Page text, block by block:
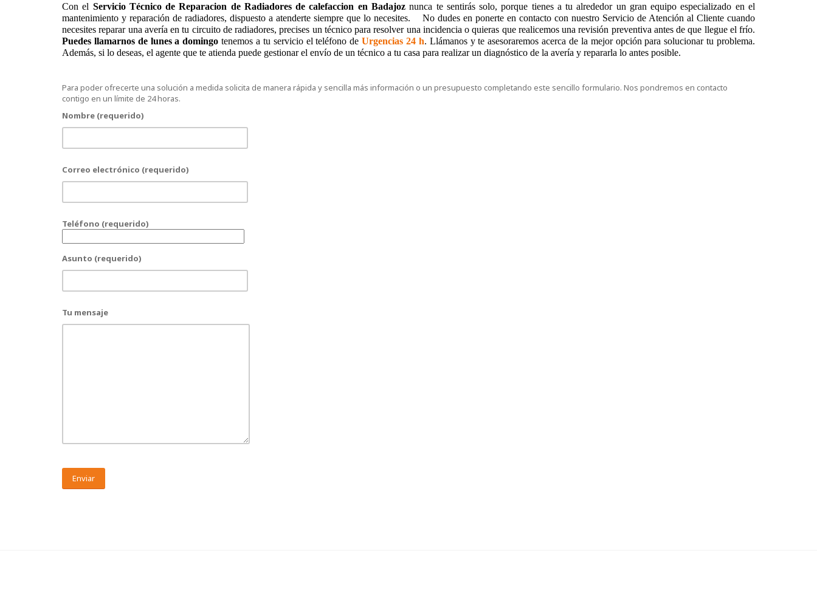
Con el Servicio Técnico de Reparacion de Radiadores de calefaccion en Badajoznunca te sentirás solo, porque tienes a tu alrededor un gran equipo especializado en el
mantenimiento y reparación de radiadores, dispuesto a atenderte siempre que lo necesites. No dudes en ponerte en contacto con nuestro Servicio de Atención al Cliente cuando
necesites reparar una avería en tu circuito de radiadores, precises un técnico para resolver una incidencia o quieras que realicemos una revisión preventiva antes de que llegue el frío.
Puedes llamarnos de lunes a domingotenemos a tu servicio el teléfono deUrgencias 24 h. Llámanos y te asesoraremos acerca de la mejor opción para solucionar tu problema.
Además, si lo deseas, el agente que te atienda puede gestionar el envío de un técnico a tu casa para realizar un diagnóstico de la avería y repararla lo antes posible.
Para poder ofrecerte una solución a medida solicita de manera rápida y sencilla más información o un presupuesto completando este sencillo formulario. Nos pondremos en contacto
contigo en un límite de 24 horas.
Nombre (requerido)
Correo electrónico (requerido)
Teléfono (requerido)
Asunto (requerido)
Tu mensaje